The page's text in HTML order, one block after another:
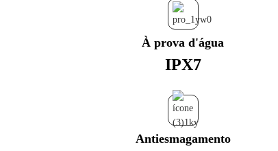
À prova d'água
IPX7
Antiesmagamento